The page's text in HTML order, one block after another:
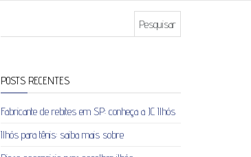
POSTS RECENTES
Fabricante de rebites em SP: conheça a JC Ilhós
Ilhós para tênis: saiba mais sobre